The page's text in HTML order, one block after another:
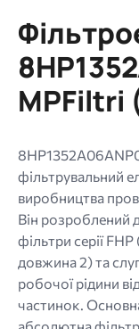
МБ.
Дозволені
типи:
gif
jpg
png.
MPFiltri
фільтрувальний
виробництва
Він розроблений
фільтри серії
довжина 2) та
робочої рідини
частинок.